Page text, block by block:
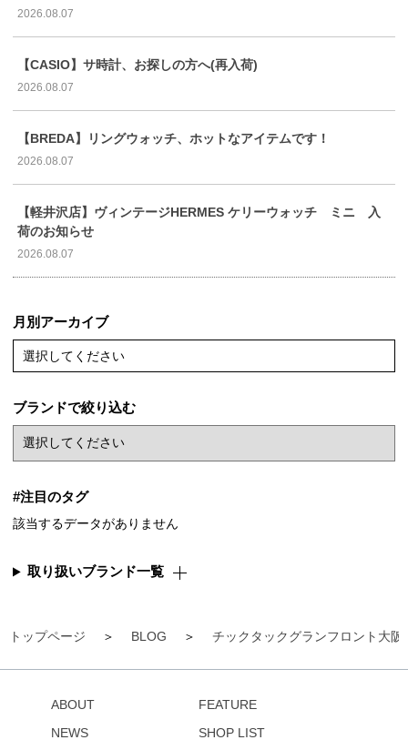
トップページ BLOG チックタックグランフロント大阪
2026.08.07
【CASIO】サ時計、お探しの方へ(再入荷)
2026.08.07
【BREDA】リングウォッチ、ホットなアイテムです！
2026.08.07
【軽井沢店】ヴィンテージHERMES ケリーウォッチ ミニ 入
荷のお知らせ
2026.08.07
月別アーカイブ
選択してください
ブランドで絞り込む
#注目のタグ
該当するデータがありません
取り扱いブランド一覧
ABOUT
NEWS
FEATURE
SHOP LIST